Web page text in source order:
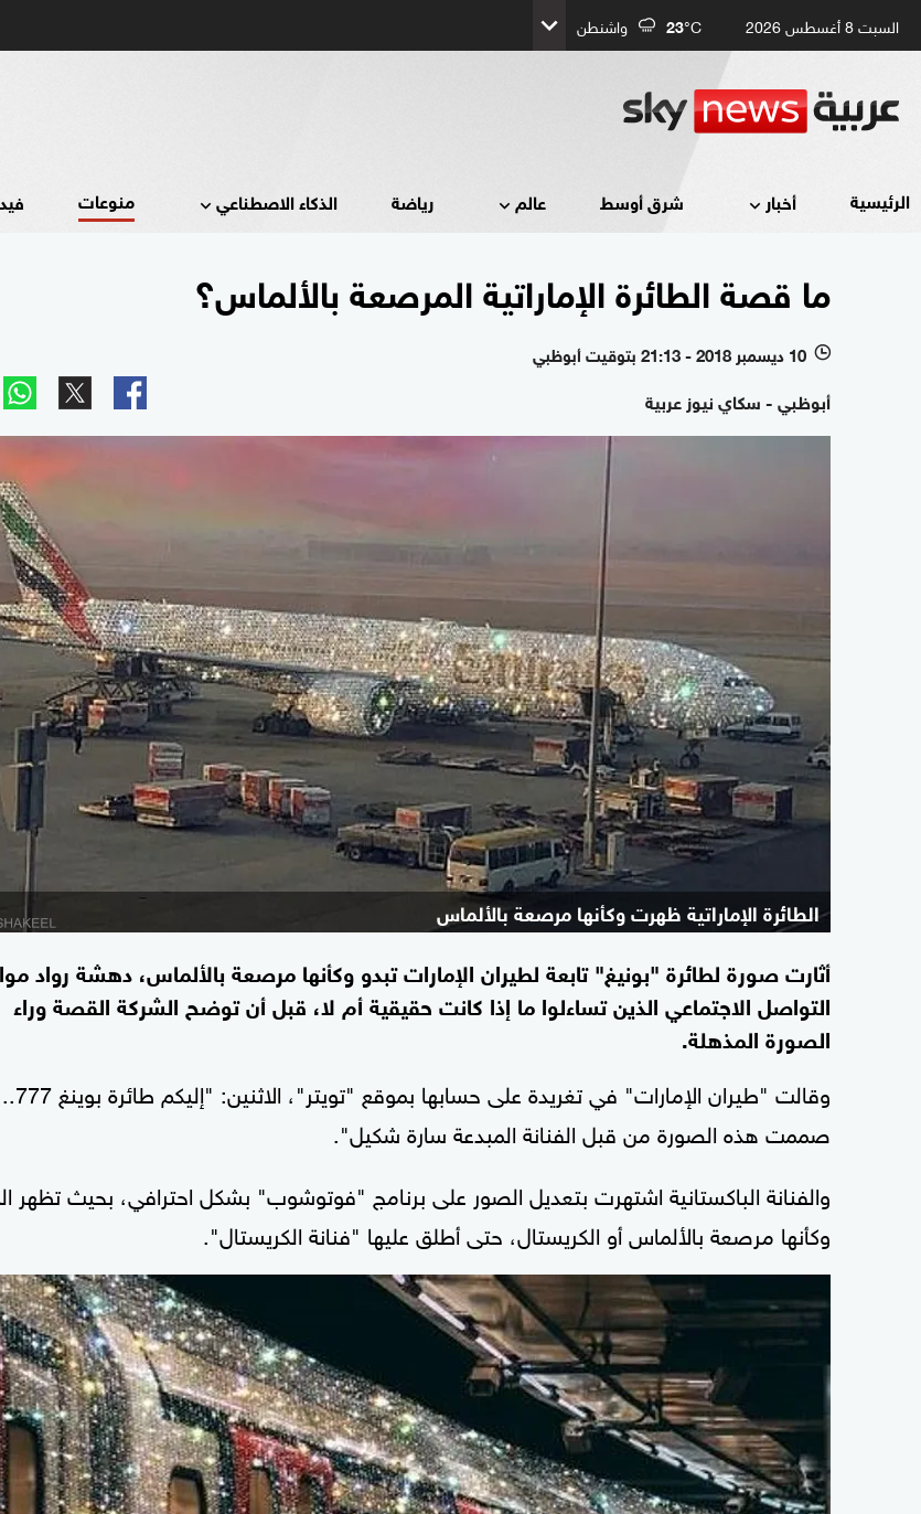
السبت 8 أغسطس 2026 23°C واشنطن
الرئيسية أخبار شرق أوسط عالم رياضة الذكاء الاصطناعي منوعات
ما قصة الطائرة الإماراتية المرصعة بالألماس؟
l 10 ديسمبر 2018 - 21:13 بتوقيت أبوظبي
أبوظبي - سكاي نيوز عربية
الطائرة الإماراتية ظهرت وكأنها مرصعة بالألماس
أثارت صورة لطائرة "بونيغ" تابعة لطيران الإمارات تبدو وكأنها مرصعة بالألماس، دهشة رواد
التواصل الاجتماعي الذين تساءلوا ما إذا كانت حقيقية أم لا، قبل أن توضح الشركة القصة وراء
الصورة المذهلة.
صممت هذه الصورة من قبل الفنانة المبدعة سارة شكيل".
والفنانة الباكستانية اشتهرت بتعديل الصور على برنامج "فوتوشوب" بشكل احترافي، بحيث تظهر
وكأنها مرصعة بالألماس أو الكريستال، حتى أطلق عليها "فنانة الكريستال".